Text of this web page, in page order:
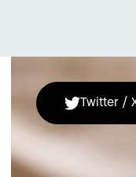
Twitter /